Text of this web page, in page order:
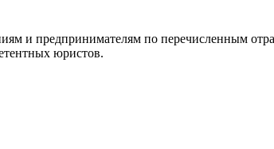
и предпринимателям по перечисленным
юристов.